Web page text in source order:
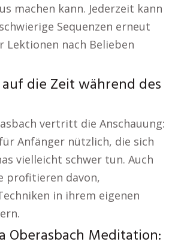
machen kann. Jederzeit kann
Sequenzen erneut
Lektionen nach Belieben
die Zeit während des
vertritt die Anschauung:
Anfänger nützlich, die sich
vielleicht schwer tun. Auch
profitieren davon,
in ihrem eigenen
Oberasbach Meditation: